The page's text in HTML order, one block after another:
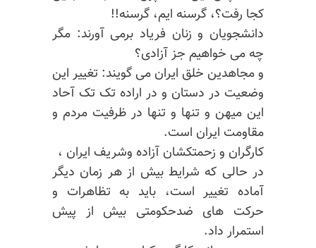
کجا رفت؟، گرسنه ایم، گرسنه!!
دانشجویان و زنان فریاد برمی آورند: مگر
چه می خواهیم جز آزادی؟
و مجاهدین خلق ایران می گویند: تغییر این
وضعیت در دستان و در اراده تک تک آحاد
این میهن و تنها و تنها در ظرفیت مردم و
مقاومت ایران است.
کارگران و زحمتکشان آزاده وشریف ایران ،
در حالی که شرایط بیش از هر زمان دیگر
آماده تغییر است، باید به تظاهرات و
حرکت های ضدحکومتی بیش از پیش
استمرار داد.